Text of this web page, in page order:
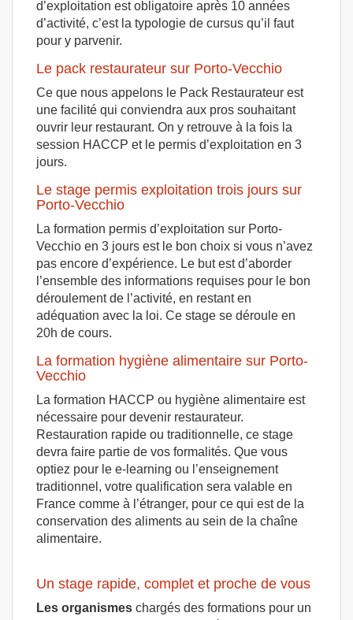
d’exploitation est obligatoire après 10 années
d’activité, c’est la typologie de cursus qu’il faut
pour y parvenir.
Le pack restaurateur sur Porto-Vecchio
Ce que nous appelons le Pack Restaurateur est
une facilité qui conviendra aux pros souhaitant
ouvrir leur restaurant. On y retrouve à la fois la
session HACCP et le permis d’exploitation en 3
jours.
Le stage permis exploitation trois jours sur
Porto-Vecchio
La formation permis d’exploitation sur Porto-
Vecchio en 3 jours est le bon choix si vous n’avez
pas encore d’expérience. Le but est d’aborder
l’ensemble des informations requises pour le bon
déroulement de l’activité, en restant en
adéquation avec la loi. Ce stage se déroule en
20h de cours.
La formation hygiène alimentaire sur Porto-
Vecchio
La formation HACCP ou hygiène alimentaire est
nécessaire pour devenir restaurateur.
Restauration rapide ou traditionnelle, ce stage
devra faire partie de vos formalités. Que vous
optiez pour le e-learning ou l’enseignement
traditionnel, votre qualification sera valable en
France comme à l’étranger, pour ce qui est de la
conservation des aliments au sein de la chaîne
alimentaire.
Un stage rapide, complet et proche de vous
Les organismes chargés des formations pour un